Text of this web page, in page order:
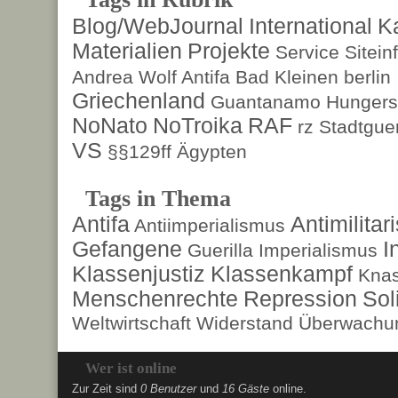
Blog/WebJournal International
Materialien Projekte Service
Andrea Wolf Antifa Bad Kleinen berlin
Griechenland Guantanamo
NoNato NoTroika RAF rz
VS §§129ff Ägypten
Tags in Thema
Antifa Antiimperialismus
Gefangene Guerilla Imperialismus
Klassenjustiz Klassenkampf
Menschenrechte Repression
Weltwirtschaft Widerstand
Wer ist online
Zur Zeit sind 0 Benutzerund 16 Gäste online.